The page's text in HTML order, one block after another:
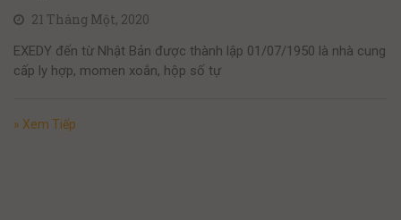
21 Tháng Một, 2020
EXEDY đến từ Nhật Bản được thành lập 01/07/1950 là nhà cung
cấp ly hợp, momen xoắn, hộp số tự
» Xem Tiếp